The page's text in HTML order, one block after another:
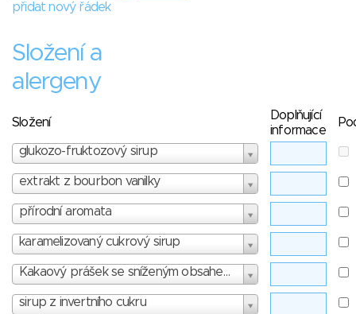
přidat nový řádek
Složení a
alergeny
Složení
Doplňující
informace
glukozo-fruktozový sirup
extrakt z bourbon vanilky
přírodní aromata
karamelizovaný cukrový sirup
Kakaový prášek se sníženým obsahem tuku
sirup z invertního cukru